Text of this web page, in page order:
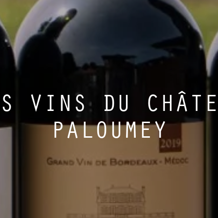
VINS DU
PALOUMEY